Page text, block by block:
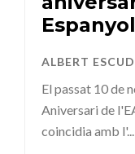
Espanyol
ALBERT
El passat 10 de
Aniversari de
coincidia amb l'...